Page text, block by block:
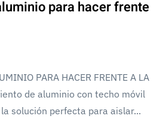
para hacer frente
PARA HACER FRENTE A LA
de aluminio con techo móvil
solución perfecta para aislar...